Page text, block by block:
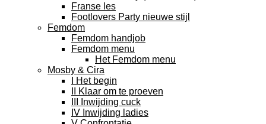
Franse les
Footlovers Party nieuwe stijl
Femdom
Femdom handjob
Femdom menu
Het Femdom menu
Mosby & Cira
I Het begin
II Klaar om te proeven
III Inwijding cuck
IV Inwijding ladies